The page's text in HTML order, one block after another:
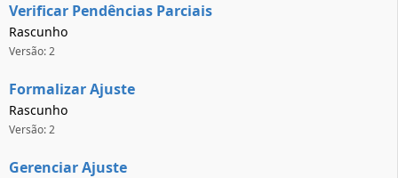
Verificar Pendências Parciais
Rascunho
Versão: 2
Formalizar Ajuste
Rascunho
Versão: 2
Gerenciar Ajuste